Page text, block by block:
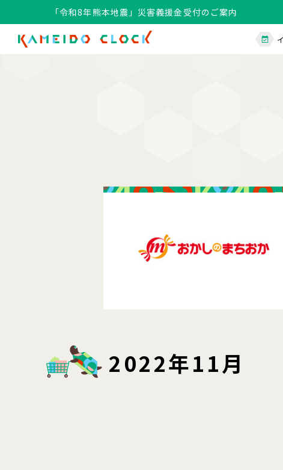
「令和8年熊本地震」災害義援金受付のご案内
2022年11月